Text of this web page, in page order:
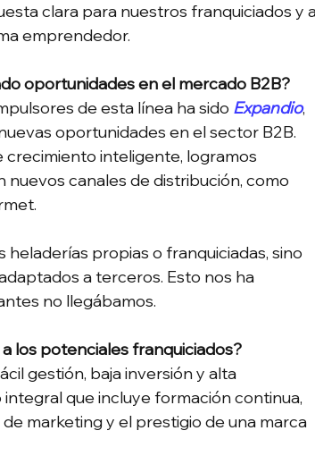
clara para nuestros franquiciados y
emprendedor.
oportunidades en el mercado B2B?
de esta línea ha sido Expandio,
oportunidades en el sector B2B.
crecimiento inteligente, logramos
nuevos canales de distribución, como
propias o franquiciadas, sino
a terceros. Esto nos ha
no llegábamos.
los potenciales franquiciados?
gestión, baja inversión y alta
que incluye formación continua,
marketing y el prestigio de una marca